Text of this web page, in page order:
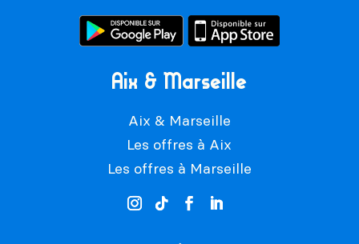
Aix & Marseille
Aix & Marseille
Les offres à Aix
Les offres à Marseille